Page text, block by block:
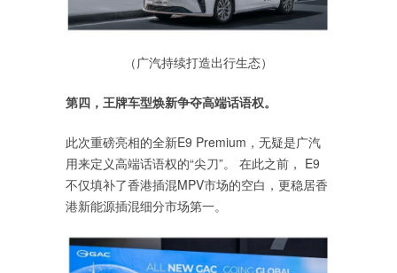
（广汽持续打造出行生态）
第四，王牌车型焕新争夺高端话语权。
此次重磅亮相的全新E9 Premium，无疑是广汽
用来定义高端话语权的“尖刀”。 在此之前， E9
不仅填补了香港插混MPV市场的空白，更稳居香
港新能源插混细分市场第一。